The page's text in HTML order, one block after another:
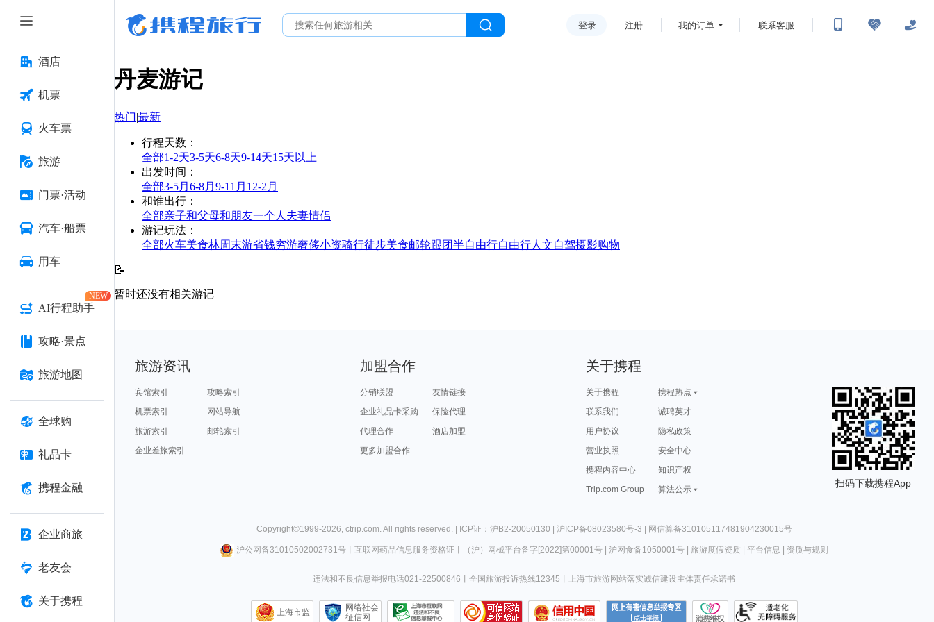
酒店
机票
火车票
旅游
门票·活动
汽车·船票
用车
AI行程助手
NEW
攻略·景点
旅游地图
全球购
礼品卡
携程金融
企业商旅
老友会
关于携程
登录 注册 我的订单 联系客服
丹麦游记
热门|最新
行程天数 ：
全部1-2天3-5天6-8天9-14天15天以上
出发时间 ：
全部3-5月 6-8月 9-11月 12-2月
和谁出行 ：
全部亲子和父母和朋友一个人 夫妻情侣
游记玩法 ：
全部火车美食林周末游省钱穷游奢侈小资骑行徒步美食邮轮跟团半自由行自由行人文自驾摄影购物
📝
暂时还没有相关游记
旅游资讯
宾馆索引
攻略索引
机票索引
网站导航
旅游索引
邮轮索引
企业差旅索引
加盟合作
分销联盟
友情链接
企业礼品卡采购
保险代理
代理合作
酒店加盟
更多加盟合作
关于携程
关于携程
携程热点
联系我们
诚聘英才
用户协议
隐私政策
营业执照
安全中心
携程内容中心
知识产权
Trip.com Group
算法公示
扫码下载携程App
Copyright©1999-2026, ctrip.com. All rights reserved. | ICP证：沪B2-20050130 | 沪ICP备08023580号-3 | 网信算备310105117481904230015号
沪公网备31010502002731号丨 互联网药品信息服务资格证 （沪）网械平台备字[2022]第00001号| 沪网食备1050001号| 旅游度假资质| 平台信息 资质与规则
违法和不良信息举报电话021-22500846 全国旅游投诉热线12345 上海市旅游网站落实诚信建设主体责任承诺书
上海市监
网络社会
征信网